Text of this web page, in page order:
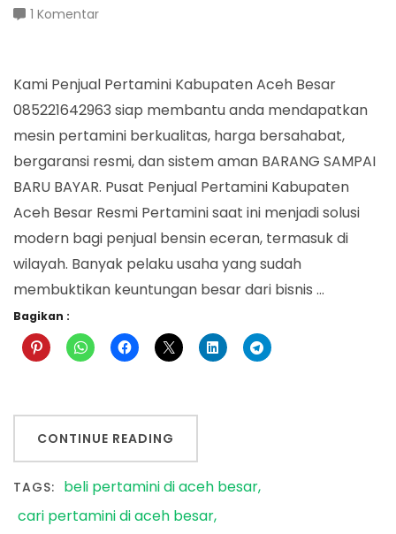
1 Komentarpada
Kabupaten
Aceh
Besar
Kami Penjual Pertamini Kabupaten Aceh Besar
085221642963 siap membantu anda mendapatkan
mesin pertamini berkualitas, harga bersahabat,
bergaransi resmi, dan sistem aman BARANG SAMPAI
BARU BAYAR. Pusat Penjual Pertamini Kabupaten
Aceh Besar Resmi Pertamini saat ini menjadi solusi
modern bagi penjual bensin eceran, termasuk di
wilayah. Banyak pelaku usaha yang sudah
membuktikan keuntungan besar dari bisnis …
Bagikan :
CONTINUE READING
TAGS: beli pertamini di aceh besar
cari pertamini di aceh besar